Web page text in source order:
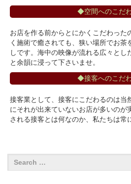
◆空間へのこだ
お店を作る前からとにかくこだわった
く施術で癒されても、狭い場所でお茶
しです。海中の映像が流れる広々とし
と余韻に浸って下さいませ。
◆接客へのこだ
接客業として、接客にこだわるのは当
にそれが出来ていないお店が多いのが
される接客とは何なのか、私たちは常